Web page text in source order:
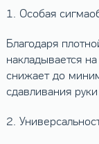
1. Особая
Благодаря
накладывается
снижает до
сдавливания
2.